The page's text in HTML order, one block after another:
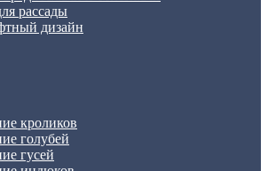
рассады
дизайн
кроликов
голубей
гусей